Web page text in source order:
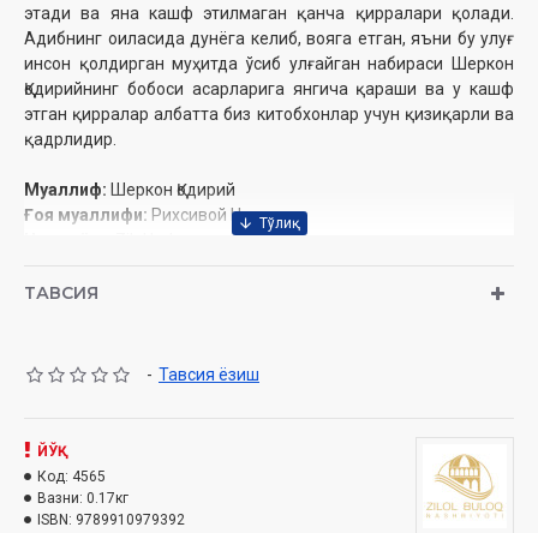
этади ва яна кашф этилмаган қанча қирралари қолади.
Адибнинг оиласида дунёга келиб, вояга етган, яъни бу улуғ
инсон қолдирган муҳитда ўсиб улғайган набираси Шеркон
Қодирийнинг бобоси асарларига янгича қараши ва у кашф
этган қирралар албатта биз китобхонлар учун қизиқарли ва
қадрлидир.
Муаллиф: Шеркон Қодирий
Ғоя муаллифи: Рихсивой Назаров
«Zilol buloq» нашриёти
Ҳажми:152 бет
Муқоваси:
юмшоқ
Бадиий сўз жилваси
«Ўткан кунлар» га қайтиб
Асардаги образлар тасвири
ТАВСИЯ
- Тавсия ёзиш
ЙЎҚ
Код: 4565
Вазни: 0.17кг
ISBN: 9789910979392